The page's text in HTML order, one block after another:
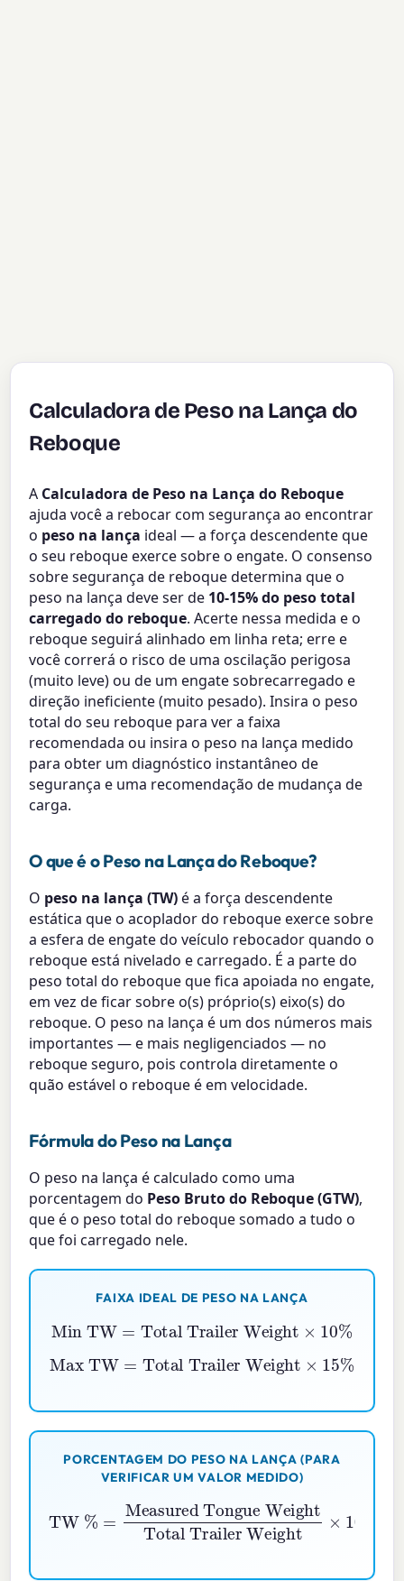
Calculadora de Peso na Lança do
Reboque
A Calculadora de Peso na Lança do Reboque
ajuda você a rebocar com segurança ao encontrar
o peso na lança ideal — a força descendente que
o seu reboque exerce sobre o engate. O consenso
sobre segurança de reboque determina que o
peso na lança deve ser de 10-15% do peso total
carregado do reboque. Acerte nessa medida e o
reboque seguirá alinhado em linha reta; erre e
você correrá o risco de uma oscilação perigosa
(muito leve) ou de um engate sobrecarregado e
direção ineficiente (muito pesado). Insira o peso
total do seu reboque para ver a faixa
recomendada ou insira o peso na lança medido
para obter um diagnóstico instantâneo de
segurança e uma recomendação de mudança de
carga.
O que é o Peso na Lança do Reboque?
O peso na lança (TW)é a força descendente
estática que o acoplador do reboque exerce sobre
a esfera de engate do veículo rebocador quando o
reboque está nivelado e carregado. É a parte do
peso total do reboque que fica apoiada no engate,
em vez de ficar sobre o(s) próprio(s) eixo(s) do
reboque. O peso na lança é um dos números mais
importantes — e mais negligenciados — no
reboque seguro, pois controla diretamente o
quão estável o reboque é em velocidade.
Fórmula do Peso na Lança
O peso na lança é calculado como uma
porcentagem do Peso Bruto do Reboque (GTW),
que é o peso total do reboque somado a tudo o
que foi carregado nele.
FAIXA IDEAL DE PESO NA LANÇA
Min TW Total Trailer Weight×10%
Max TW= Total Trailer Weight×15%
PORCENTAGEM DO PESO NA LANÇA (PARA
VERIFICAR UM VALOR MEDIDO)
TW%=
Measured Tongue WeightTotal Trailer Weight×100